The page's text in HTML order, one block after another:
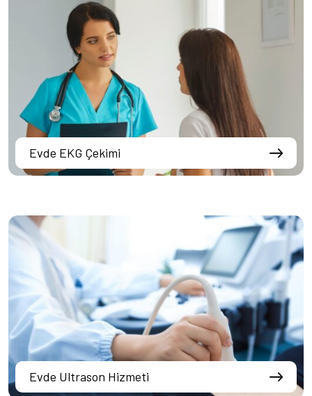
Evde EKG Çekimi
Evde Ultrason Hizmeti